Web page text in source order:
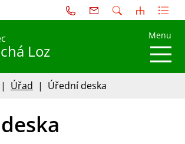
Loz
Menu
Úřad Úřední deska